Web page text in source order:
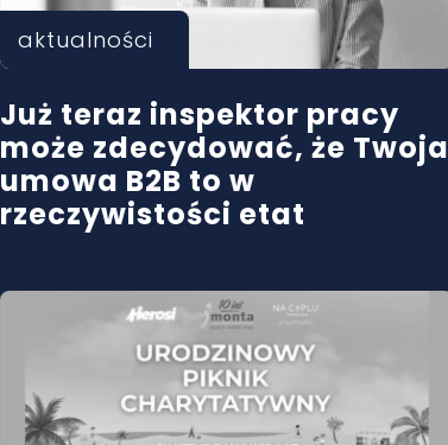
aktualności
Już teraz inspektor pracy
może zdecydować, że Twoja
umowa B2B to w
rzeczywistości etat